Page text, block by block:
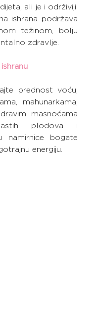
ali je i održiviji.
ishrana podržava
težinom, bolju
zdravlje.
prednost voću,
mahunarkama,
masnoćama
plodova i
namirnice bogate
energiju.